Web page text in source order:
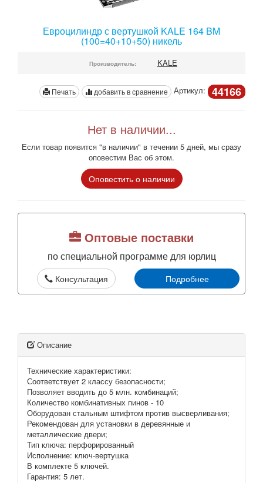
Евроцилиндр с вертушкой KALE 164 BM
(100=40+10+50) никель
Производитель: KALE
Печать добавить в сравнение Артикул: 44166
Нет в наличии...
Если товар появится "в наличии" в течении 5 дней, мы сразу
оповестим Вас об этом.
Оповестить о наличии
Оптовые поставки
по специальной программе для юрлиц
Консультация Подробнее
Описание
Технические характеристики:
Соответствует 2 классу безопасности;
Позволяет вводить до 5 млн. комбинаций;
Количество комбинативных пинов - 10
Оборудован стальным штифтом против высверливания;
Рекомендован для установки в деревянные и
металлические двери;
Тип ключа: перфорированный
Исполнение: ключ-вертушка
В комплекте 5 ключей.
Гарантия: 5 лет.